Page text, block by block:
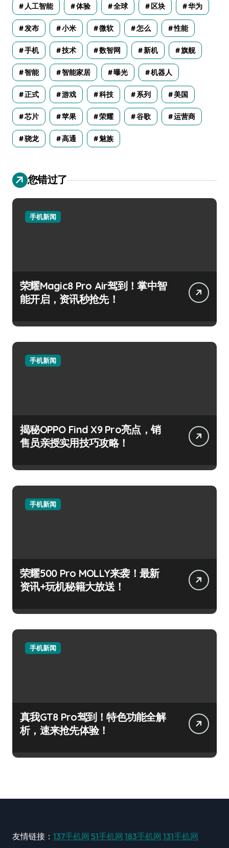
人工智能 体验 全球 区块 华为
发布 小米 微软 怎么 性能
手机 技术 数智网 新机 旗舰
智能 智能家居 曝光 机器人
正式 游戏 科技 系列 美国
芯片 苹果 荣耀 谷歌 运营商
骁龙 高通 魅族
您错过了
手机新闻
荣耀Magic8 Pro Air驾到！掌中智
能开启，资讯秒抢先！
手机新闻
揭秘OPPO Find X9 Pro亮点，销
售员亲授实用技巧攻略！
手机新闻
荣耀500 Pro MOLLY来袭！最新
资讯+玩机秘籍大放送！
手机新闻
真我GT8 Pro驾到！特色功能全解
析，速来抢先体验！
友情链接： 137手机网 51手机网 183手机网 131手机网